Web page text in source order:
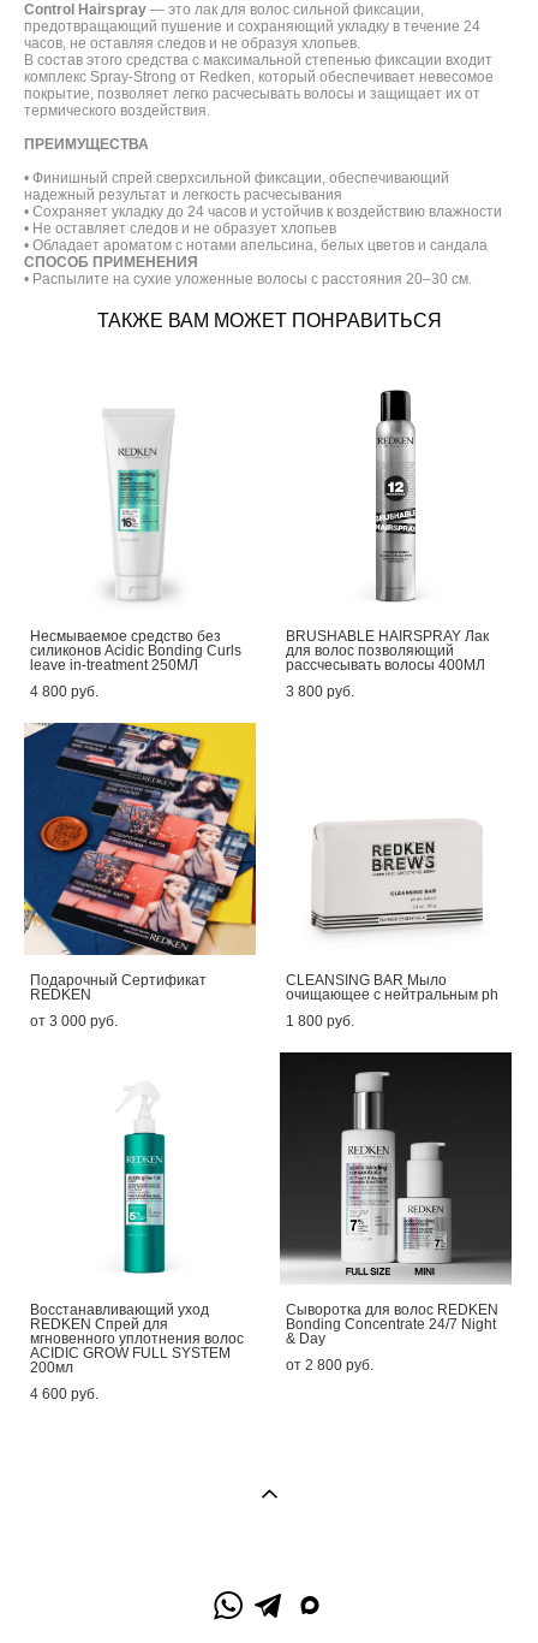
Control Hairspray — это лак для волос сильной фиксации,
предотвращающий пушение и сохраняющий укладку в течение 24
часов, не оставляя следов и не образуя хлопьев.
В состав этого средства с максимальной степенью фиксации входит
комплекс Spray-Strong от Redken, который обеспечивает невесомое
покрытие, позволяет легко расчесывать волосы и защищает их от
термического воздействия.
ПРЕИМУЩЕСТВА
• Финишный спрей сверхсильной фиксации, обеспечивающий
надежный результат и легкость расчесывания
• Сохраняет укладку до 24 часов и устойчив к воздействию влажности
• Не оставляет следов и не образует хлопьев
• Обладает ароматом с нотами апельсина, белых цветов и сандала
СПОСОБ ПРИМЕНЕНИЯ
• Распылите на сухие уложенные волосы с расстояния 20–30 см.
ТАКЖЕ ВАМ МОЖЕТ ПОНРАВИТЬСЯ
Несмываемое средство без
силиконов Acidic Bonding Curls
leave in-treatment 250МЛ
4 800 pуб.
BRUSHABLE HAIRSPRAY Лак
для волос позволяющий
рассчесывать волосы 400МЛ
3 800 pуб.
Подарочный Сертификат
REDKEN
от 3 000 pуб.
CLEANSING BAR Мыло
очищающее с нейтральным ph
1 800 pуб.
Восстанавливающий уход
REDKEN Спрей для
мгновенного уплотнения волос
ACIDIC GROW FULL SYSTEM
200мл
4 600 pуб.
Сыворотка для волос REDKEN
Bonding Concentrate 24/7 Night
& Day
от 2 800 pуб.